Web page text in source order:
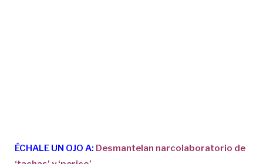
ÉCHALE UN OJO A: Desmantelan narcolaboratorio de